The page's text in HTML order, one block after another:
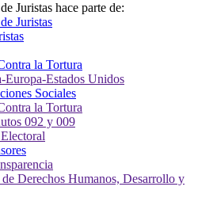
Juristas hace parte de: